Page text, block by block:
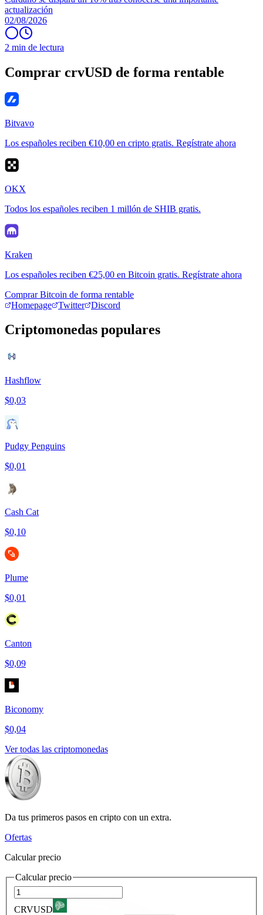
actualización
02/08/2026
2 min de lectura
Comprar crvUSD de forma rentable
Bitvavo
Los españoles reciben €10,00 en cripto gratis. Regístrate ahora
OKX
Todos los españoles reciben 1 millón de SHIB gratis.
Kraken
Los españoles reciben €25,00 en Bitcoin gratis. Regístrate ahora
Comprar Bitcoin de forma rentable
Homepage
Twitter Discord
Criptomonedas populares
Hashflow
$0,03
Pudgy Penguins
$0,01
Cash Cat
$0,10
Plume
$0,01
Canton
$0,09
Biconomy
$0,04
Ver todas las criptomonedas
Da tus primeros pasos en cripto con un extra.
Ofertas
Calcular precio
Calcular precio
CRVUSD